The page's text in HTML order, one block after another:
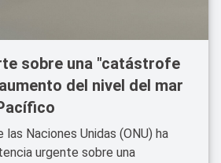
sobre una "catástrofe
del nivel del mar
las Naciones Unidas (ONU) ha
urgente sobre una